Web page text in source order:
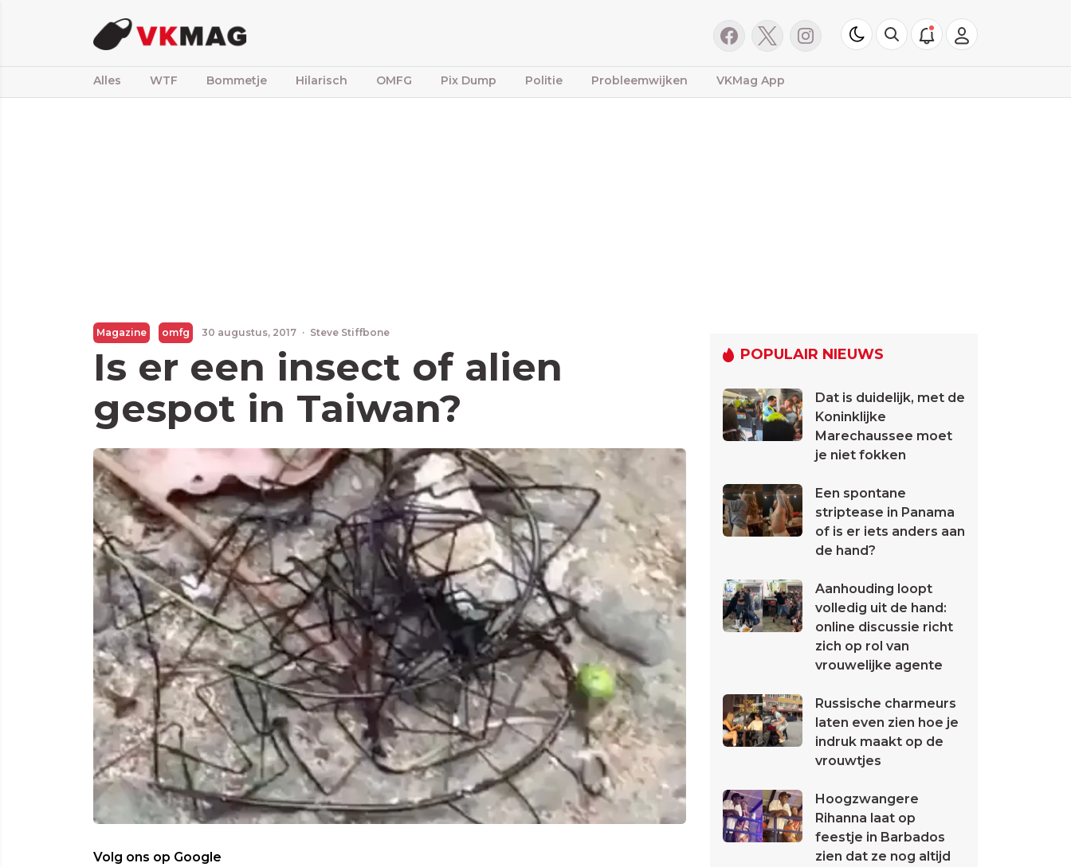
Alles WTF Bommetje Hilarisch OMFG Pix Dump Politie Probleemwijken VKMag App
Magazine omfg 30 augustus, 2017 · Steve Stiffbone
Is er een insect of alien
gespot in Taiwan?
Volg ons op Google
POPULAIR NIEUWS
Dat is duidelijk, met de
Koninklijke
Marechaussee moet
je niet fokken
Een spontane
striptease in Panama
of is er iets anders aan
de hand?
Aanhouding loopt
volledig uit de hand:
online discussie richt
zich op rol van
vrouwelijke agente
Russische charmeurs
laten even zien hoe je
indruk maakt op de
vrouwtjes
Hoogzwangere
Rihanna laat op
feestje in Barbados
zien dat ze nog altijd